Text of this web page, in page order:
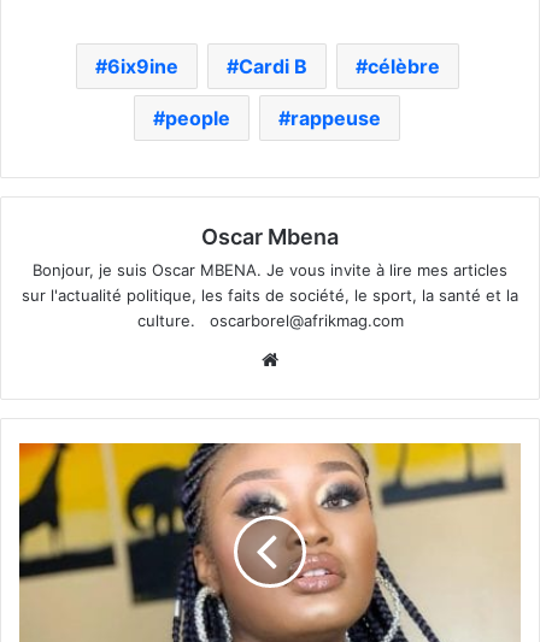
6ix9ine Cardi B célèbre
people rappeuse
Oscar Mbena
Bonjour, je suis Oscar MBENA. Je vous invite à lire mes articles
sur l'actualité politique, les faits de société, le sport, la santé et la
culture. oscarborel@afrikmag.com